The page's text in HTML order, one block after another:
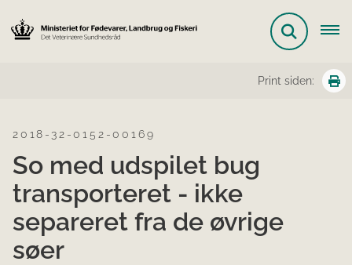
Print siden:
2018-32-0152-00169
So med udspilet bug
transporteret - ikke
separeret fra de øvrige
søer